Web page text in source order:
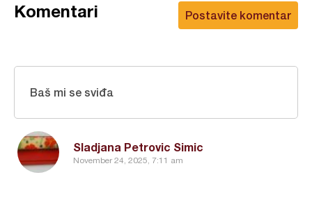
Postavite komentar
Komentari
Sladjana Petrovic Simic
November 24, 2025, 7:11 am
Baš mi se sviđa